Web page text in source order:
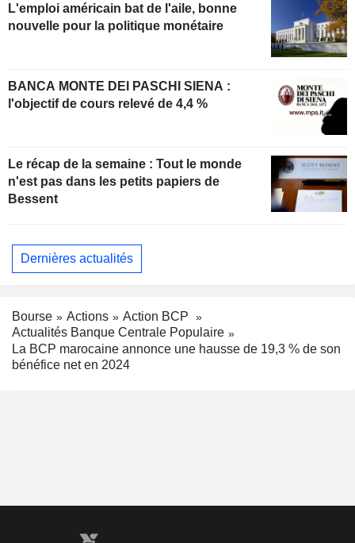
L'emploi américain bat de l'aile, bonne
nouvelle pour la politique monétaire
BANCA MONTE DEI PASCHI SIENA :
l'objectif de cours relevé de 4,4 %
Le récap de la semaine : Tout le monde
n'est pas dans les petits papiers de
Bessent
Dernières actualités
Bourse Actions
Action BCP
Actualités Banque Centrale Populaire
La BCP marocaine annonce une hausse de 19,3 % de son
bénéfice net en 2024